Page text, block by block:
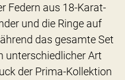
Federn aus 18-Karat-
und die Ringe auf
das gesamte Set
unterschiedlicher Art
der Prima-Kollektion